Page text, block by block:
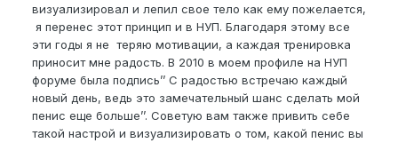
визуализировал и лепил свое тело как ему пожелается,
я перенес этот принцип и в НУП. Благодаря этому все
эти годы я не теряю мотивации, а каждая тренировка
приносит мне радость. В 2010 в моем профиле на НУП
форуме была подпись’’ C радостью встречаю каждый
новый день, ведь это замечательный шанс сделать мой
пенис еще больше’’. Cоветую вам также привить себе
такой настрой и визуализировать о том, какой пенис вы